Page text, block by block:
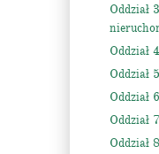
Oddział
Oddział
Oddział
Oddział
Oddział
Oddział